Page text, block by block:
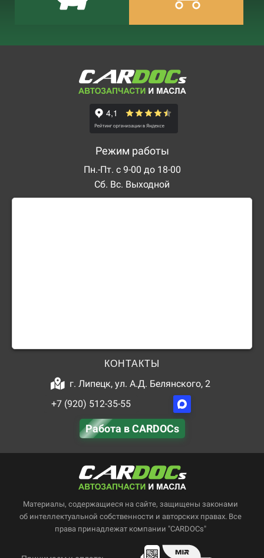
Режим работы
Пн.-Пт. с 9-00 до 18-00
Сб. Вс. Выходной
КОНТАКТЫ
г. Липецк, ул. А.Д. Белянского, 2
+7 (920) 512-35-55
Работа в CARDOCs
Материалы, содержащиеся на сайте, защищены законами
об интеллектуальной собственности и авторских правах. Все
права принадлежат компании "CARDOCs"